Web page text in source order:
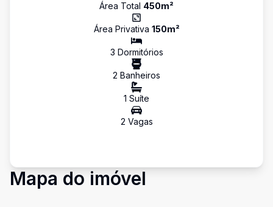
Área Total 450m²
Área Privativa 150m²
3 Dormitórios
2 Banheiros
1 Suíte
2 Vagas
Mapa do imóvel